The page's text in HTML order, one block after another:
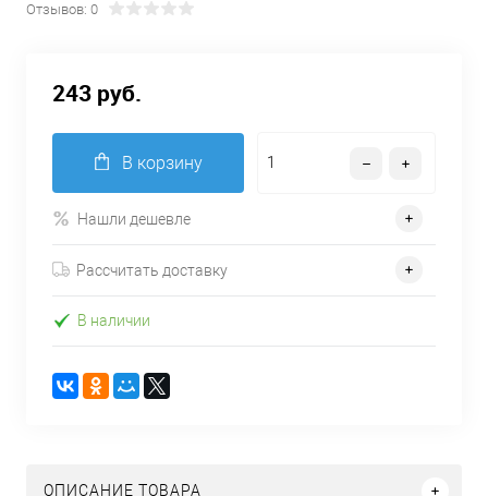
Отзывов: 0
243 руб.
В корзину
Нашли дешевле
Рассчитать доставку
В наличии
ОПИСАНИЕ ТОВАРА